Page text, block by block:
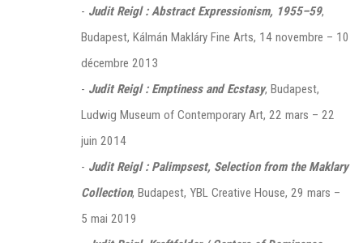
©2026 FONDS DE DOTATION JUDIT REIGL - SITE RÉALISÉ À
CONTACT : inventaire@judit-reigl.com
- Judit Reigl : Abstract Expressionism, 1955–59,
Budapest, Kálmán Makláry Fine Arts, 14 novembre – 10
décembre 2013
- Judit Reigl : Emptiness and Ecstasy, Budapest,
Ludwig Museum of Contemporary Art, 22 mars – 22
juin 2014
- Judit Reigl : Palimpsest, Selection from the Maklary
Collection, Budapest, YBL Creative House, 29 mars –
5 mai 2019